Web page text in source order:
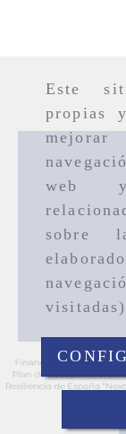
Este
propias
web y
sobre